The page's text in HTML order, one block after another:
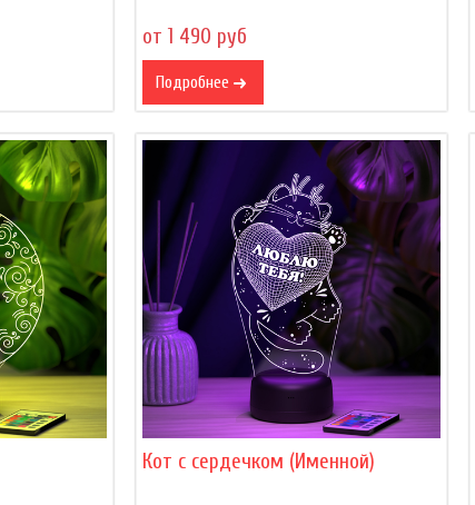
от 1 490 руб
Подробнее
Кот с сердечком (Именной)